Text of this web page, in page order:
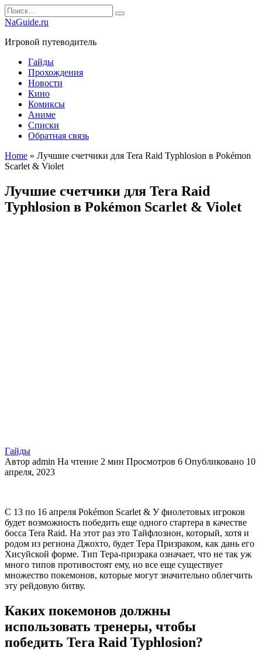
Перейти
к
Search
for:
NaGuide.ru
Игровой путеводитель
Гайды
Прохождения
Новости
Кино
Комиксы
Аниме
Списки
Обратная связь
Home » Лучшие счетчики для Tera Raid Typhlosion в Pokémon
Scarlet & Violet
Лучшие счетчики для Tera Raid
Typhlosion в Pokémon Scarlet & Violet
Гайды
Автор admin На чтение 2 мин Просмотров 6 Опубликовано 10
апреля, 2023
С 13 по 16 апреля Pokémon Scarlet & У фиолетовых игроков
будет возможность победить еще одного стартера в качестве
босса Tera Raid. На этот раз это Тайфлозион, который, хотя и
родом из региона Джохто, будет Тера Призраком, как дань его
Хисуйской форме. Тип Тера-призрака означает, что не так уж
много типов противостоят ему, но все еще существует
множество покемонов, которые могут значительно облегчить
эту рейдовую битву.
Каких покемонов должны
использовать тренеры, чтобы
победить Tera Raid Typhlosion?